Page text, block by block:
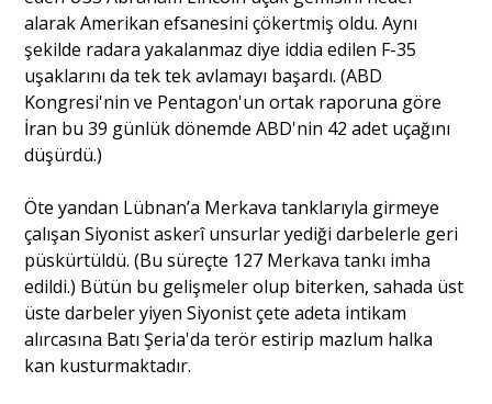
alarak Amerikan efsanesini çökertmiş oldu. Aynı
şekilde radara yakalanmaz diye iddia edilen F-35
uşaklarını da tek tek avlamayı başardı. (ABD
Kongresi'nin ve Pentagon'un ortak raporuna göre
İran bu 39 günlük dönemde ABD'nin 42 adet uçağını
düşürdü.)
Öte yandan Lübnan’a Merkava tanklarıyla girmeye
çalışan Siyonist askerî unsurlar yediği darbelerle geri
püskürtüldü. (Bu süreçte 127 Merkava tankı imha
edildi.) Bütün bu gelişmeler olup biterken, sahada üst
üste darbeler yiyen Siyonist çete adeta intikam
alırcasına Batı Şeria'da terör estirip mazlum halka
kan kusturmaktadır.